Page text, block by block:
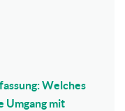
Welches
Umgang mit